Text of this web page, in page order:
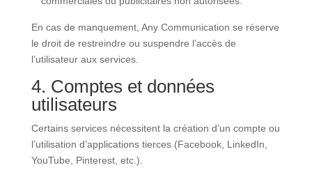
En cas de manquement, Any Communication se réserve
le droit de restreindre ou suspendre l’accès de
l’utilisateur aux services.
4. Comptes et données
utilisateurs
Certains services nécessitent la création d’un compte ou
l’utilisation d’applications tierces (Facebook, LinkedIn,
YouTube, Pinterest, etc.).